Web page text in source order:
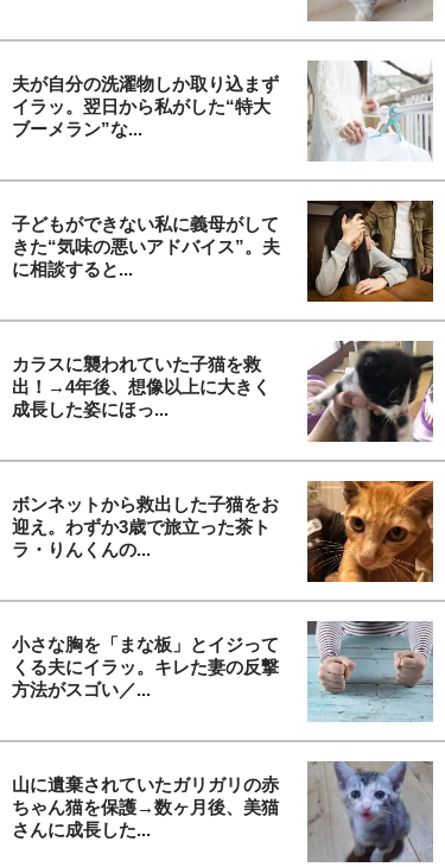
夫が自分の洗濯物しか取り込まず
イラッ。翌日から私がした“特大
ブーメラン”な...
子どもができない私に義母がして
きた“気味の悪いアドバイス”。夫
に相談すると...
カラスに襲われていた子猫を救
出！→4年後、想像以上に大きく
成長した姿にほっ...
ボンネットから救出した子猫をお
迎え。わずか3歳で旅立った茶ト
ラ・りんくんの...
小さな胸を「まな板」とイジって
くる夫にイラッ。キレた妻の反撃
方法がスゴい／...
山に遺棄されていたガリガリの赤
ちゃん猫を保護→数ヶ月後、美猫
さんに成長した...